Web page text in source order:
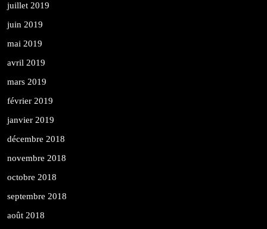
juillet 2019
juin 2019
mai 2019
avril 2019
mars 2019
février 2019
janvier 2019
décembre 2018
novembre 2018
octobre 2018
septembre 2018
août 2018